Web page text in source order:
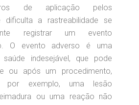
de aplicação pelos
dificulta a rastreabilidade se
registrar um evento
O evento adverso é uma
indesejável, que pode
ou após um procedimento,
por exemplo, uma lesão
ou uma reação não